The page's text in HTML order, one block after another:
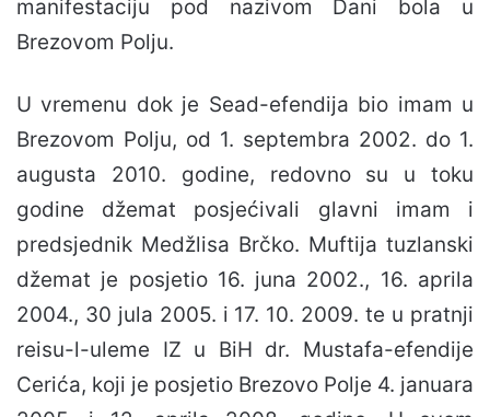
manifestaciju pod nazivom Dani bola u
Brezovom Polju.
U vremenu dok je Sead-efendija bio imam u
Brezovom Polju, od 1. septembra 2002. do 1.
augusta 2010. godine, redovno su u toku
godine džemat posjećivali glavni imam i
predsjednik Medžlisa Brčko. Muftija tuzlanski
džemat je posjetio 16. juna 2002., 16. aprila
2004., 30 jula 2005. i 17. 10. 2009. te u pratnji
reisu-l-uleme IZ u BiH dr. Mustafa-efendije
Cerića, koji je posjetio Brezovo Polje 4. januara